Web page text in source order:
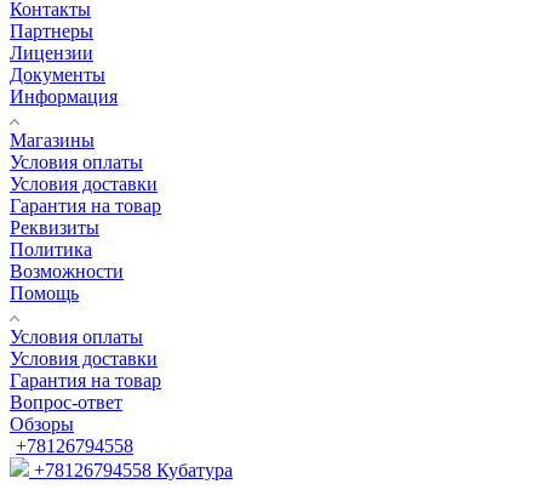
Контакты
Партнеры
Лицензии
Документы
Информация
Магазины
Условия оплаты
Условия доставки
Гарантия на товар
Реквизиты
Политика
Возможности
Помощь
Условия оплаты
Условия доставки
Гарантия на товар
Вопрос-ответ
Обзоры
+78126794558
+78126794558 Кубатура